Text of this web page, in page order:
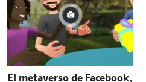
El metaverso de Facebook,